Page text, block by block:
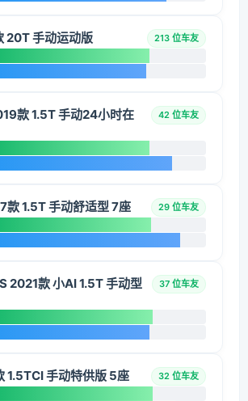
20T 手动运动版 213 位车友
款 1.5T 手动24小时在
42 位车友
款 1.5T 手动舒适型 7座 29 位车友
2021款 小AI 1.5T 手动型
37 位车友
1.5TCI 手动特供版 5座 32 位车友